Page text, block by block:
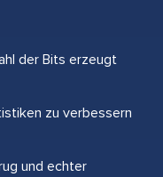
der Bits erzeugt
zu verbessern
und echter